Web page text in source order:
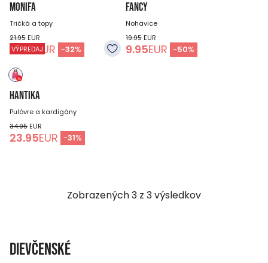
MONIFA
Tričká a topy
21.95 EUR
14.95EUR -32%
FANCY
Nohavice
19.95EUR
9.95EUR -50%
VÝPREDAJ
HANTIKA
Pulóvre a kardigány
34.95 EUR
23.95EUR -31%
Zobrazených3 z 3výsledkov
Dievčenské